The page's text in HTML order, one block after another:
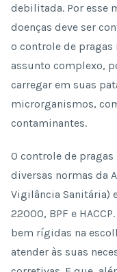
debilitada. Por esse
doenças deve ser
o controle de
assunto complexo,
carregar em suas
microrganismos,
contaminantes.
O controle de
diversas normas da
Vigilância Sanitária)
22000, BPF e
bem rígidas na
atender às suas